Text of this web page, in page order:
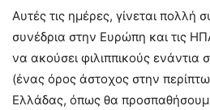
Αυτές τις ημέρες, γίνεται πολλή
συνέδρια στην Ευρώπη και τις
να ακούσει φιλιππικούς ενάντια
(ένας όρος άστοχος στην
Ελλάδας, όπως θα